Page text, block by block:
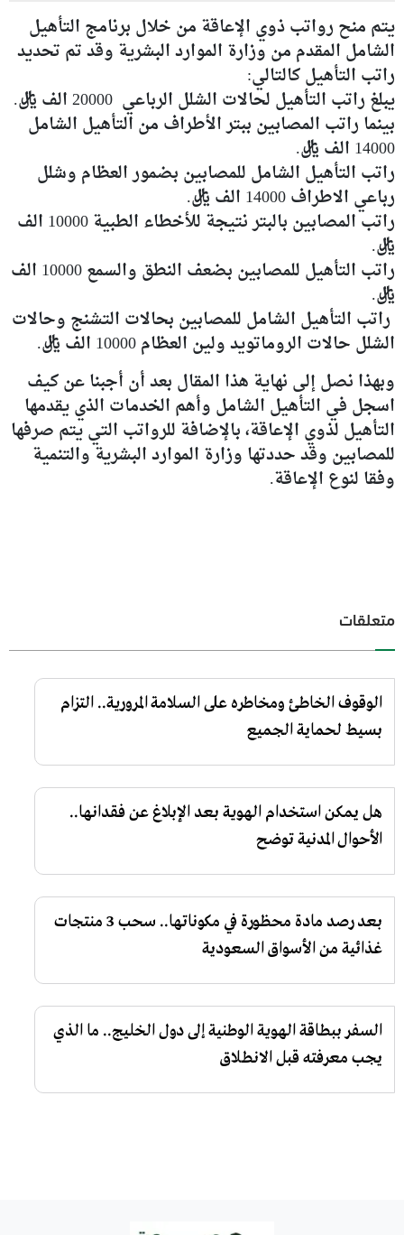
يتم منح رواتب ذوي الإعاقة من خلال برنامج التأهيل
الشامل المقدم من وزارة الموارد البشرية وقد تم تحديد
راتب التأهيل كالتالي:
يبلغ راتب التأهيل لحالات الشلل الرباعي 20000 الف ريال.
بينما راتب المصابين ببتر الأطراف من التأهيل الشامل
14000 الف ريال.
راتب التأهيل الشامل للمصابين بضمور العظام وشلل
رباعي الاطراف 14000 الف ريال.
راتب المصابين بالبتر نتيجة للأخطاء الطبية 10000 الف
ريال.
راتب التأهيل للمصابين بضعف النطق والسمع 10000 الف
ريال.
راتب التأهيل الشامل للمصابين بحالات التشنج وحالات
الشلل حالات الروماتويد ولين العظام 10000 الف ريال.
وبهذا نصل إلى نهاية هذا المقال بعد أن أجبنا عن كيف
اسجل في التأهيل الشامل وأهم الخدمات الذي يقدمها
التأهيل لذوي الإعاقة، بالإضافة للرواتب التي يتم صرفها
للمصابين وقد حددتها وزارة الموارد البشرية والتنمية
وفقا لنوع الإعاقة.
متعلقات
الوقوف الخاطئ ومخاطره على السلامة المرورية.. التزام
بسيط لحماية الجميع
هل يمكن استخدام الهوية بعد الإبلاغ عن فقدانها..
الأحوال المدنية توضح
بعد رصد مادة محظورة في مكوناتها.. سحب 3 منتجات
غذائية من الأسواق السعودية
السفر ببطاقة الهوية الوطنية إلى دول الخليج.. ما الذي
يجب معرفته قبل الانطلاق